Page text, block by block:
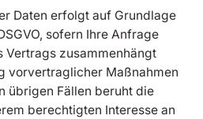
Daten erfolgt auf Grundlage
sofern Ihre Anfrage
Vertrags zusammenhängt
vorvertraglicher Maßnahmen
übrigen Fällen beruht die
berechtigten Interesse an